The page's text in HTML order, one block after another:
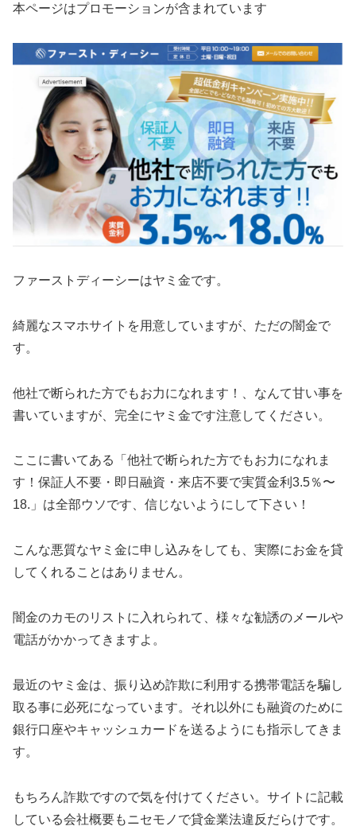
本ページはプロモーションが含まれています
ファーストディーシーはヤミ金です。
綺麗なスマホサイトを用意していますが、ただの闇金で
す。
他社で断られた方でもお力になれます！、なんて甘い事を
書いていますが、完全にヤミ金です注意してください。
ここに書いてある「他社で断られた方でもお力になれま
す！保証人不要・即日融資・来店不要で実質金利3.5％〜
18.」は全部ウソです、信じないようにして下さい！
こんな悪質なヤミ金に申し込みをしても、実際にお金を貸
してくれることはありません。
闇金のカモのリストに入れられて、様々な勧誘のメールや
電話がかかってきますよ。
最近のヤミ金は、振り込め詐欺に利用する携帯電話を騙し
取る事に必死になっています。それ以外にも融資のために
銀行口座やキャッシュカードを送るようにも指示してきま
す。
もちろん詐欺ですので気を付けてください。サイトに記載
している会社概要もニセモノで貸金業法違反だらけです。